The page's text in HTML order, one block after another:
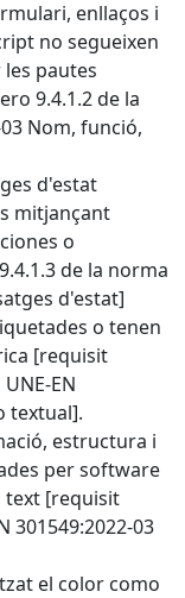
enllaços i
no segueixen
pautes
9.4.1.2 de la
Nom, funció,
d'estat
mitjançant
o
de la norma
d'estat]
o tenen
[requisit
EN
textual].
estructura i
per software
text [requisit
301549:2022-03
el color como